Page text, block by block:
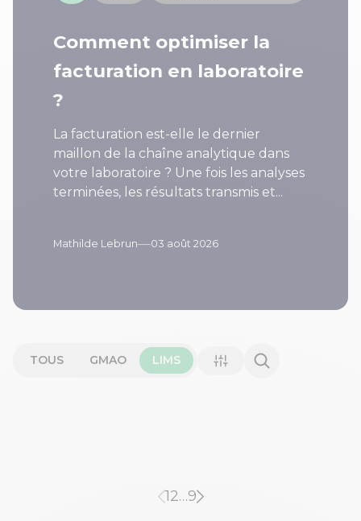
Comment optimiser la
facturation en laboratoire
?
La facturation est-elle le dernier
maillon de la chaîne analytique dans
votre laboratoire ? Une fois les analyses
terminées, les résultats transmis et...
Mathilde Lebrun—03 août 2026
TOUS GMAO LIMS
12…9